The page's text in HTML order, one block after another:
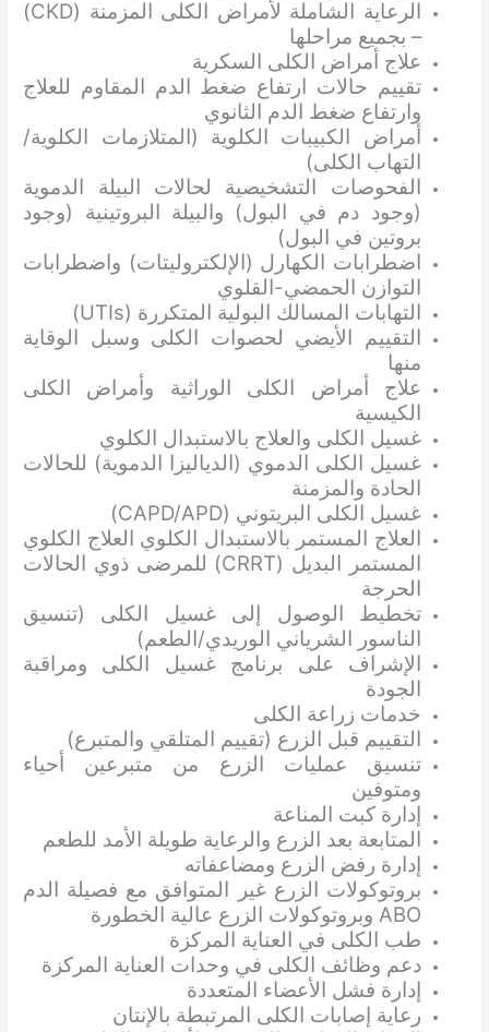
الرعاية الشاملة لأمراض الكلى المزمنة (CKD)
– بجميع مراحلها
علاج أمراض الكلى السكرية
تقييم حالات ارتفاع ضغط الدم المقاوم للعلاج
وارتفاع ضغط الدم الثانوي
أمراض الكبيبات الكلوية (المتلازمات الكلوية/
التهاب الكلى)
الفحوصات التشخيصية لحالات البيلة الدموية
(وجود دم في البول) والبيلة البروتينية (وجود
بروتين في البول)
اضطرابات الكهارل (الإلكتروليتات) واضطرابات
التوازن الحمضي-القلوي
التهابات المسالك البولية المتكررة (UTIs)
التقييم الأيضي لحصوات الكلى وسبل الوقاية
منها
علاج أمراض الكلى الوراثية وأمراض الكلى
الكيسية
غسيل الكلى والعلاج بالاستبدال الكلوي
غسيل الكلى الدموي (الدياليزا الدموية) للحالات
الحادة والمزمنة
غسيل الكلى البريتوني (CAPD/APD)
العلاج المستمر بالاستبدال الكلوي العلاج الكلوي
المستمر البديل (CRRT) للمرضى ذوي الحالات
الحرجة
تخطيط الوصول إلى غسيل الكلى (تنسيق
الناسور الشرياني الوريدي/الطعم)
الإشراف على برنامج غسيل الكلى ومراقبة
الجودة
خدمات زراعة الكلى
التقييم قبل الزرع (تقييم المتلقي والمتبرع)
تنسيق عمليات الزرع من متبرعين أحياء
ومتوفين
إدارة كبت المناعة
المتابعة بعد الزرع والرعاية طويلة الأمد للطعم
إدارة رفض الزرع ومضاعفاته
بروتوكولات الزرع غير المتوافق مع فصيلة الدم
ABO وبروتوكولات الزرع عالية الخطورة
طب الكلى في العناية المركزة
دعم وظائف الكلى في وحدات العناية المركزة
إدارة فشل الأعضاء المتعددة
رعاية إصابات الكلى المرتبطة بالإنتان